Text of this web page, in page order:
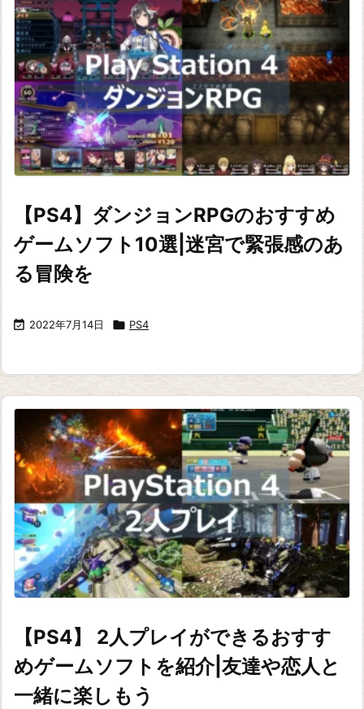
【PS4】ダンジョンRPGのおすすめ
ゲームソフト10選|迷宮で緊張感のあ
る冒険を
 2022年7月14日  PS4
【PS4】 2人プレイができるおすす
めゲームソフトを紹介|友達や恋人と
一緒に楽しもう